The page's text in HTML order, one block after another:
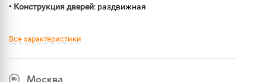
• Конструкция дверей: раздвижная
Все характеристики